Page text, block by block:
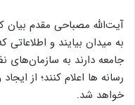
آیت‌الله مصباحی مقدم بیان
به میدان بیایند و اطلاعاتی
جامعه دارند به سازمان‌های
رسانه ها اعلام کنند؛ از
خواهد شد.